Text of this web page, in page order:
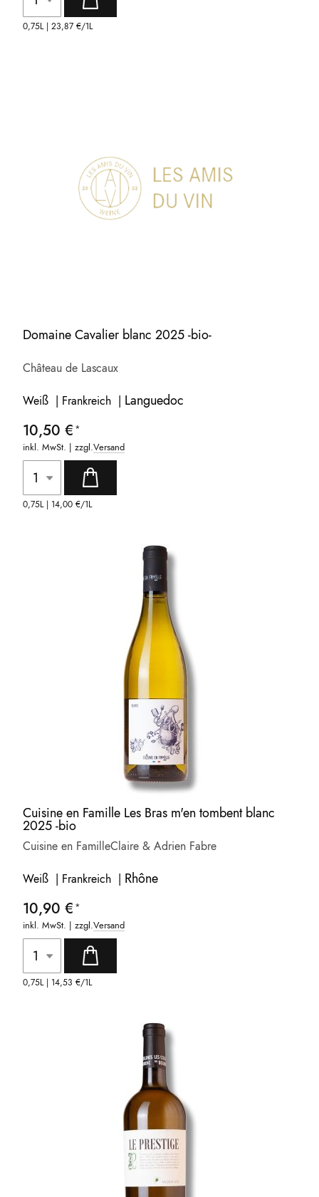
0,75L |23,87 €/1L
Domaine Cavalier blanc 2025 -bio-
Château de Lascaux
Weiß | Frankreich | Languedoc
10,50 €
inkl. MwSt. | zzgl.Versand
0,75L | 14,00 €/1L
Cuisine en Famille Les Bras m'en tombent blanc
2025 -bio
Cuisine en FamilleClaire & Adrien Fabre
Weiß | Frankreich | Rhône
10,90 €
inkl. MwSt. | zzgl.Versand
0,75L | 14,53 €/1L